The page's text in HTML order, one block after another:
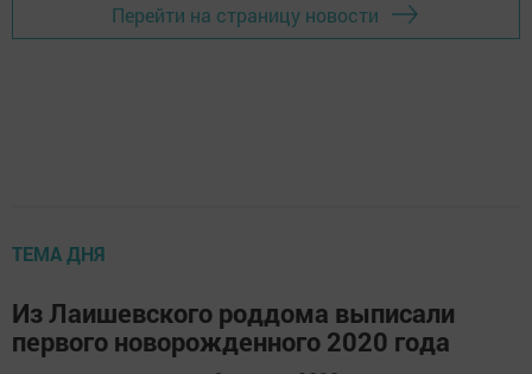
Перейти на страницу новости
ТЕМА ДНЯ
Из Лаишевского роддома выписали
первого новорожденного 2020 года